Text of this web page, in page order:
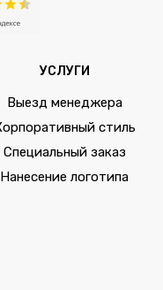
УСЛУГИ
Выезд менеджера
стиль
Специальный заказ
Нанесение логотипа